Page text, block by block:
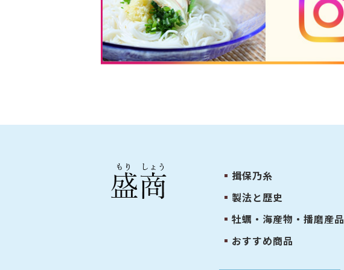
揖保乃糸
製法と歴史
牡蠣・海産物・播磨産品
おすすめ商品